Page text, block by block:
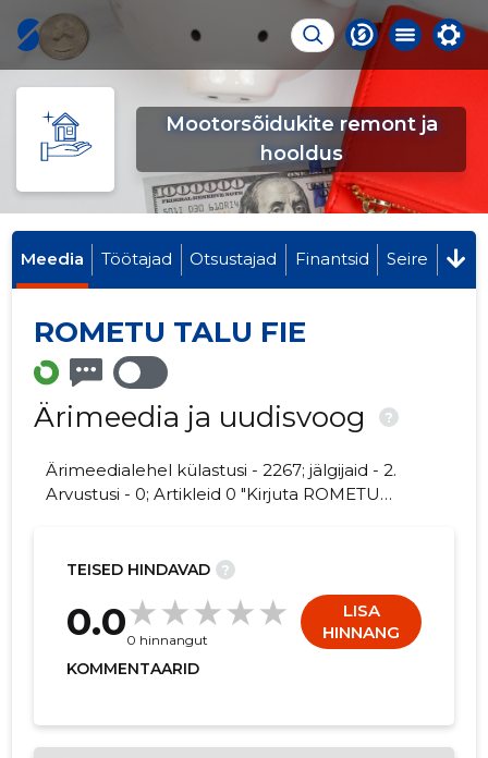
Mootorsõidukite remont ja
hooldus
Meedia Töötajad Otsustajad Finantsid Seire
ROMETU TALU FIE
Ärimeedia ja uudisvoog ?
Ärimeedialehel külastusi - 2267; jälgijaid - 2.
Arvustusi - 0; Artikleid 0 "Kirjuta ROMETU
TEISED HINDAVAD ?
0.00 hinnangut
LISA
HINNANG
KOMMENTAARID